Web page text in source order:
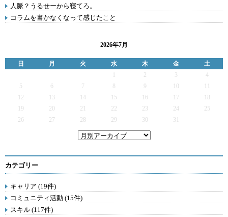
人脈？うるせーから寝てろ。
コラムを書かなくなって感じたこと
2026年7月
日 月 火 水 木 金
土
2 3
4
5
6 7 9
12
13 14 15 16 17
19
20 21 22 23 24
25
26
27 28 29 30 31
カテゴリー
キャリア (19件)
コミュニティ活動 (15件)
スキル (117件)